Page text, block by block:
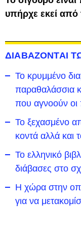
υπήρχε εκεί
ΔΙΑΒΑΖΟΝΤΑΙ
Το κρυμμένο
παραθαλάσσια
που αγνοούν οι
To ξεχασμένο
κοντά αλλά και
Το ελληνικό
διάβασες στο
Η χώρα στην
για να